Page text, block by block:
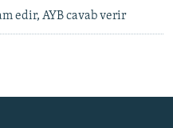
edir, AYB cavab verir